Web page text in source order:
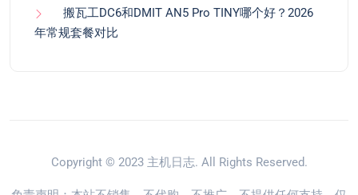
搬瓦工DC6和DMIT AN5 Pro TINY哪个好？2026
年常规套餐对比
Copyright © 2023 主机日志. All Rights Reserved.